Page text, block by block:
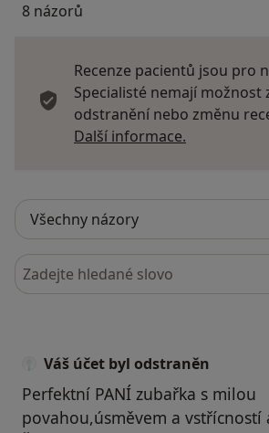
8 názorů
Recenze pacientů jsou pro
Specialisté nemají možnost
odstranění nebo změnu
Další informace.
Hledejte v názorech
Váš účet byl odstraněn
Perfektní PANÍ zubařka s milou
povahou,úsměvem a vstřícností